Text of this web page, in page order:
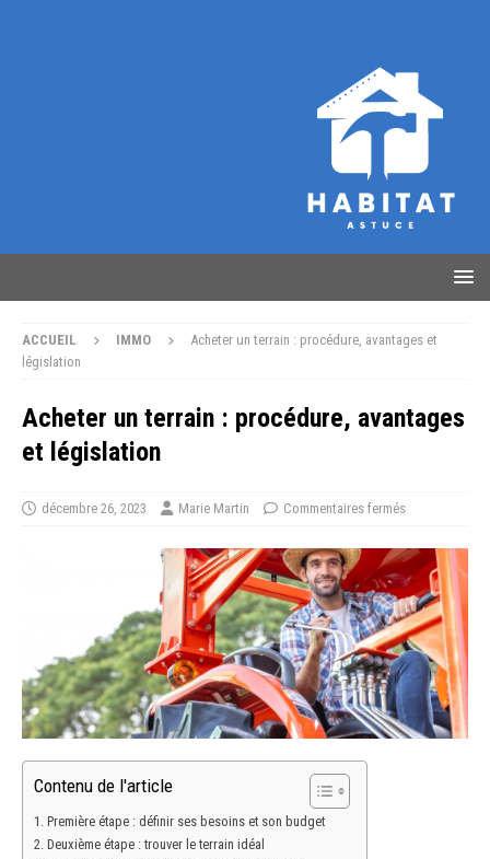
ACCUEIL IMMO
Acheter un terrain : procédure, avantages et
législation
Acheter un terrain : procédure, avantages
et législation
décembre 26, 2023 Marie Martin Commentaires fermés
Contenu de l'article
Première étape : définir ses besoins et son budget
Deuxième étape : trouver le terrain idéal